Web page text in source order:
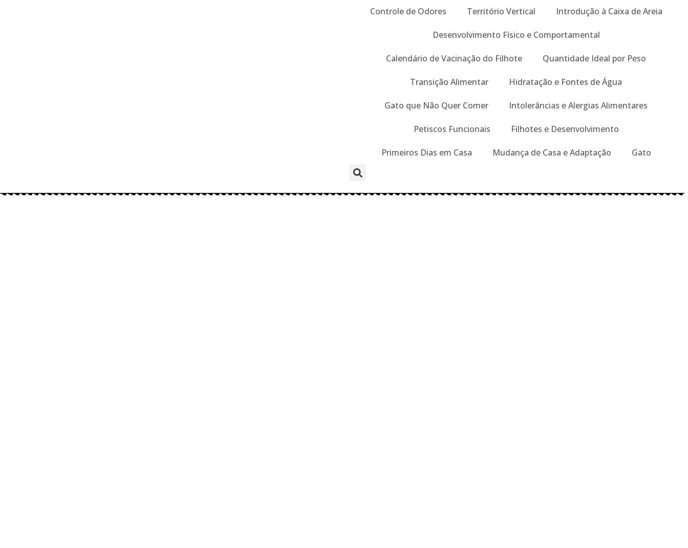
Controle de Odores Território Vertical Introdução à Caixa de Areia
Desenvolvimento Físico e Comportamental
Calendário de Vacinação do Filhote Quantidade Ideal por Peso
Transição Alimentar Hidratação e Fontes de Água
Gato que Não Quer Comer Intolerâncias e Alergias Alimentares
Petiscos Funcionais Filhotes e Desenvolvimento
Primeiros Dias em Casa Mudança de Casa e Adaptação Gato